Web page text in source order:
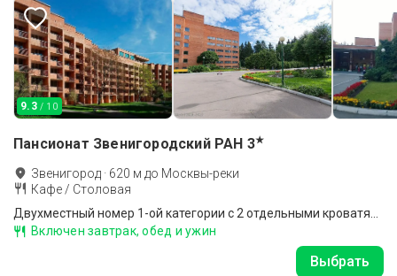
9.3 / 10
Пансионат Звенигородский РАН 3★
Звенигород · 620 м до Москвы-реки
Кафе / Столовая
Включен завтрак, обед и ужин
Выбрать